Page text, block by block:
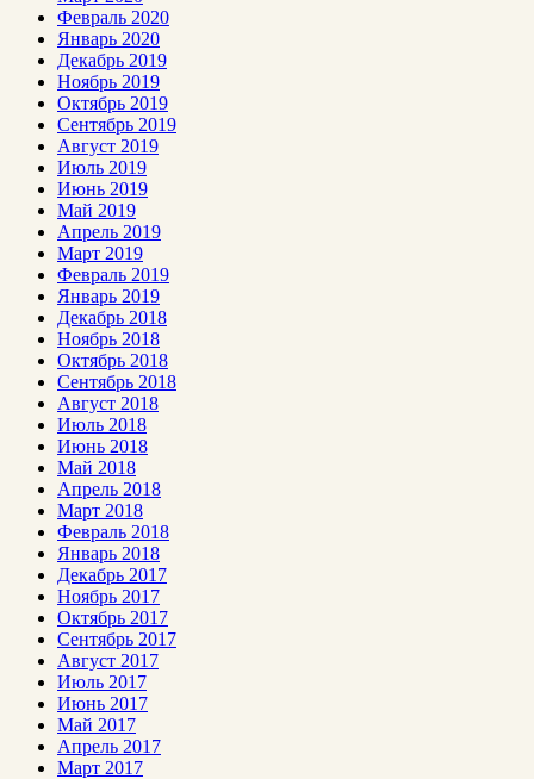
Февраль 2020
Январь 2020
Декабрь 2019
Ноябрь 2019
Октябрь 2019
Сентябрь 2019
Август 2019
Июль 2019
Июнь 2019
Май 2019
Апрель 2019
Март 2019
Февраль 2019
Январь 2019
Декабрь 2018
Ноябрь 2018
Октябрь 2018
Сентябрь 2018
Август 2018
Июль 2018
Июнь 2018
Май 2018
Апрель 2018
Март 2018
Февраль 2018
Январь 2018
Декабрь 2017
Ноябрь 2017
Октябрь 2017
Сентябрь 2017
Август 2017
Июль 2017
Июнь 2017
Май 2017
Апрель 2017
Март 2017